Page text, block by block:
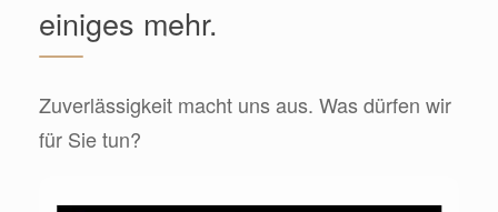
einiges mehr.
Zuverlässigkeit macht uns aus. Was dürfen wir
für Sie tun?